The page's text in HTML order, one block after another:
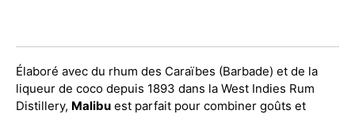
Élaboré avec du rhum des Caraïbes (Barbade) et de la
liqueur de coco depuis 1893 dans la West Indies Rum
Distillery, Malibu est parfait pour combiner goûts et